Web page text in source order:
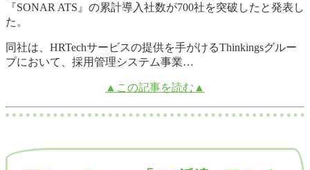
『SONAR ATS』の累計導入社数が700社を突破したと発表し
た。
同社は、HRTechサービスの提供を手がけるThinkingsグルー
プにおいて、採用管理システム事業…
▲この記事を読む▲